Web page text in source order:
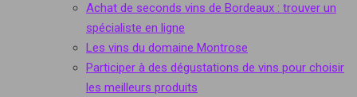
Achat de seconds vins de Bordeaux : trouver un
spécialiste en ligne
Les vins du domaine Montrose
Participer à des dégustations de vins pour choisir
les meilleurs produits